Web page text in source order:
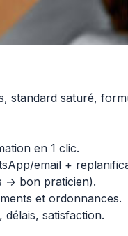
standard saturé,
en 1 clic.
email +
→ bon praticien).
et ordonnances.
satisfaction.